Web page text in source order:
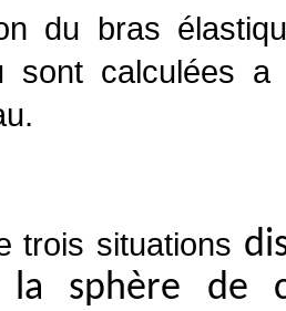
du bras
sont calculées
trois situations
la sphère de